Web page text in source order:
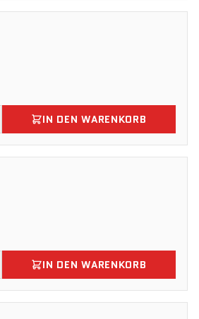
IN DEN WARENKORB
IN DEN WARENKORB